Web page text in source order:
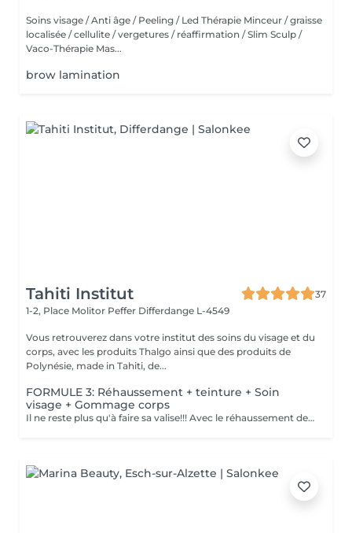
Soins visage / Anti âge / Peeling / Led Thérapie Minceur / graisse
localisée / cellulite / vergetures / réaffirmation / Slim Sculp /
Vaco-Thérapie Mas...
brow lamination
Tahiti Institut
37
1-2, Place Molitor Peffer Differdange L-4549
Vous retrouverez dans votre institut des soins du visage et du
corps, avec les produits Thalgo ainsi que des produits de
Polynésie, made in Tahiti, de...
FORMULE 3: Réhaussement + teinture + Soin
visage + Gommage corps
Il ne reste plus qu'à faire sa valise!!! Avec le réhaussement des cils et la teinture, plus besoin de mascara, la tranquillité assurée pendant les vacances Soin du visage Bora Bora ( gommage et massage à l'huile de coco) Gommage corps (monoï ou coco) parfait pour préparer la peau à l'été, au soleil, à la plage, au bronzage Pour plus de précision, n'hésitez pas whatsapp, SMS ou appel au 661 555 858